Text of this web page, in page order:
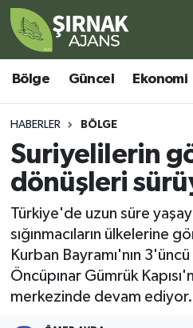
Bölge Güncel Ekonomi
HABERLER BÖLGE
Suriyelilerin
dönüşleri
Türkiye'de uzun süre
sığınmacıların ülkelerine
Kurban Bayramı'nın
Öncüpınar Gümrük
merkezinde devam ediyor.
Bölge
Güncel
Ekonomi
Şırnak
Yaşam
Sağlık
Eğitim
Şırnak Nöbetçi
Şırnak Hava Durumu
Şirnak Namaz Vakitleri
Şırnak Trafik Yoğunluk
Süper Lig Puan Durumu
Tüm Manşetler
Son Dakika Haberleri